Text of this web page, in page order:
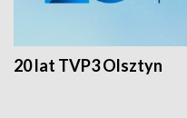
20 lat TVP3 Olsztyn